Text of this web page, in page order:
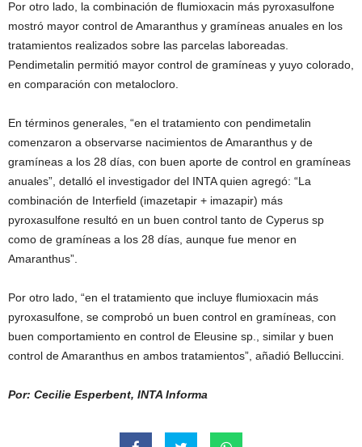
Por otro lado, la combinación de flumioxacin más pyroxasulfone
mostró mayor control de Amaranthus y gramíneas anuales en los
tratamientos realizados sobre las parcelas laboreadas.
Pendimetalin permitió mayor control de gramíneas y yuyo colorado,
en comparación con metalocloro.
En términos generales, “en el tratamiento con pendimetalin
comenzaron a observarse nacimientos de Amaranthus y de
gramíneas a los 28 días, con buen aporte de control en gramíneas
anuales”, detalló el investigador del INTA quien agregó: “La
combinación de Interfield (imazetapir + imazapir) más
pyroxasulfone resultó en un buen control tanto de Cyperus sp
como de gramíneas a los 28 días, aunque fue menor en
Amaranthus”.
Por otro lado, “en el tratamiento que incluye flumioxacin más
pyroxasulfone, se comprobó un buen control en gramíneas, con
buen comportamiento en control de Eleusine sp., similar y buen
control de Amaranthus en ambos tratamientos”, añadió Belluccini.
Por: Cecilie Esperbent, INTA Informa